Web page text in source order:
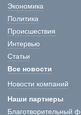
Экономика
Политика
Происшествия
Интервью
Статьи
Все новости
Новости компаний
Наши партнеры
Благотворительный